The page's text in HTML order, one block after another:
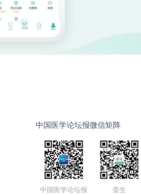
中国医学论坛报微信矩阵
中国医学论坛报 壹生